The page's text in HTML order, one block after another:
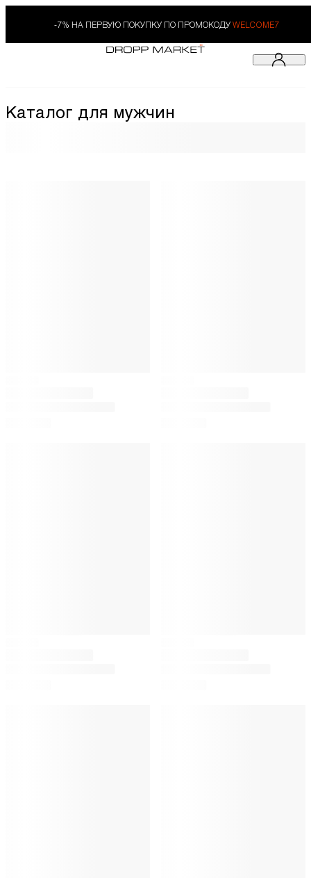
-7% НА ПЕРВУЮ ПОКУПКУ ПО ПРОМОКОДУ WELCOME7
Каталог для мужчин